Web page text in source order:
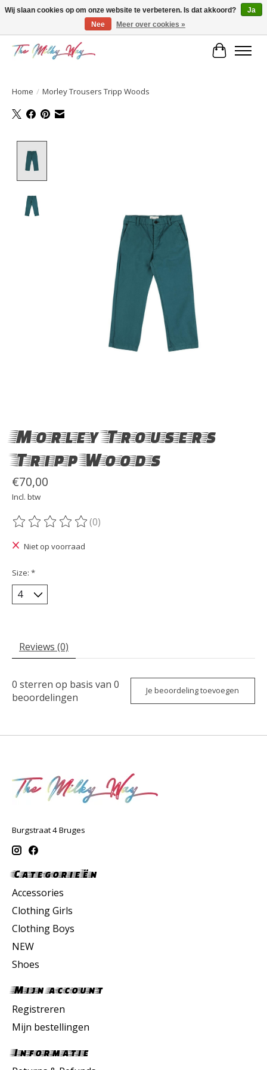
Home / Morley Trousers Tripp Woods
Morley Trousers
Tripp Woods
€70,00
Incl. btw
De beoordeling van dit product is
(0)
Niet op voorraad
Size: *
Reviews (0)
0 sterren op basis van 0
beoordelingen
Je beoordeling toevoegen
Burgstraat 4 Bruges
Categorieën
Accessories
Clothing Girls
Clothing Boys
NEW
Shoes
Mijn account
Registreren
Mijn bestellingen
Informatie
Wij slaan cookies op om onze website te verbeteren. Is dat akkoord?
Ja
Nee
Meer over cookies »